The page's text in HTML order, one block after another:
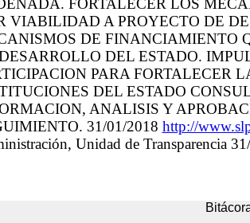
FORTALECER LOS
VIABILIDAD A PROYECTO DE
DE FINANCIAMIENTO
DEL ESTADO.
PARA FORTALECER
DEL ESTADO
ANALISIS Y
31/01/2018 http://
Unidad de Transparencia